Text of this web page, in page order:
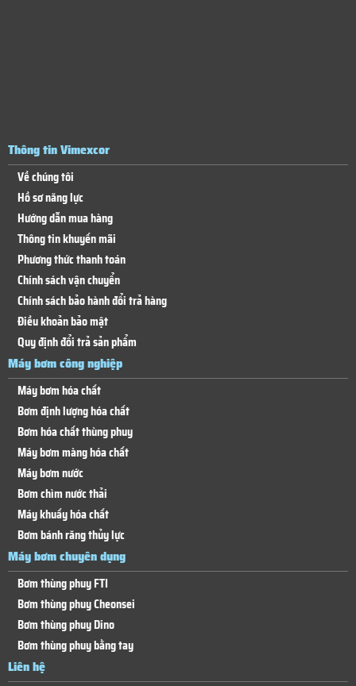
Thông tin Vimexcor
Về chúng tôi
Hồ sơ năng lực
Hướng dẫn mua hàng
Thông tin khuyến mãi
Phương thức thanh toán
Chính sách vận chuyển
Chính sách bảo hành đổi trả hàng
Điều khoản bảo mật
Quy định đổi trả sản phẩm
Máy bơm công nghiệp
Máy bơm hóa chất
Bơm định lượng hóa chất
Bơm hóa chất thùng phuy
Máy bơm màng hóa chất
Máy bơm nước
Bơm chìm nước thải
Máy khuấy hóa chất
Bơm bánh răng thủy lực
Máy bơm chuyên dụng
Bơm thùng phuy FTI
Bơm thùng phuy Cheonsei
Bơm thùng phuy Dino
Bơm thùng phuy bằng tay
Liên hệ